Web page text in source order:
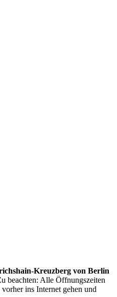
Kreuzberg von Berlin
beachten: Alle Öffnungszeiten
ins Internet gehen und